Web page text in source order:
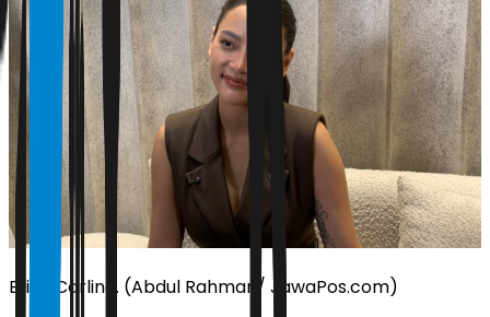
Erika Carlina. (Abdul Rahman/ JawaPos.com)